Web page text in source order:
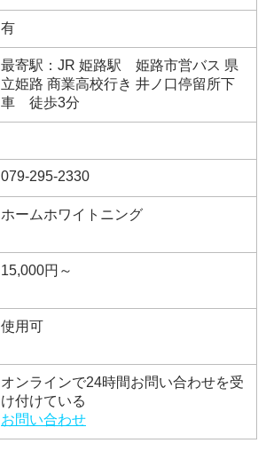
有
最寄駅：JR 姫路駅 姫路市営バス 県
立姫路 商業高校行き 井ノ口停留所下
車 徒歩3分
079-295-2330
ホームホワイトニング
15,000円～
使用可
オンラインで24時間お問い合わせを受
け付けている
お問い合わせ